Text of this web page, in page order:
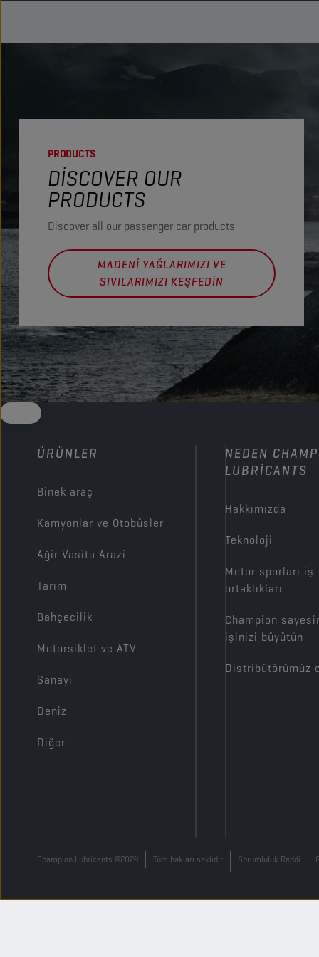
PRODUCTS
DISCOVER OUR
PRODUCTS
Discover all our passenger car products
MADENI YAĞLARIMIZI VE
SIVILARIMIZI KEŞFEDIN
ÜRÜNLER
Binek araç
Kamyonlar ve Otobüsler
Ağir Vasita Arazi
Tarım
Bahçecilik
Motorsiklet ve ATV
Sanayi
Deniz
Diğer
NEDEN
LUBRICANTS
Hakkımızda
Teknoloji
Motor sporları iş
ortaklıkları
Champion
işinizi büyütün
Distribütörümüz
Champion Lubricants ©2024 Tüm hakları saklıdır Sorumluluk Reddi